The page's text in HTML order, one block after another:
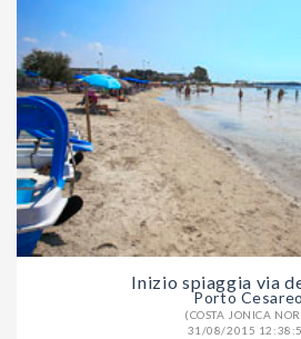
Inizio spiaggia via
Porto Cesareo
(COSTA JONICA
31/08/2015